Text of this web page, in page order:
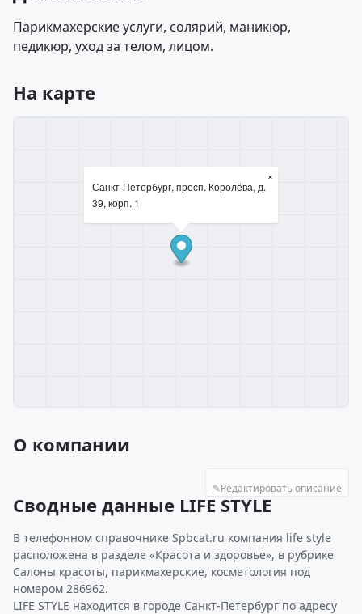
Парикмахерские услуги, солярий, маникюр,
педикюр, уход за телом, лицом.
На карте
Санкт-Петербург, просп. Королёва, д.
39, корп. 1
×
О компании
✎Редактировать описание
Сводные данные LIFE STYLE
В телефонном справочнике Spbcat.ru компания life style
расположена в разделе «Красота и здоровье», в рубрике
Салоны красоты, парикмахерские, косметология под
номером 286962.
LIFE STYLE находится в городе Санкт-Петербург по адресу